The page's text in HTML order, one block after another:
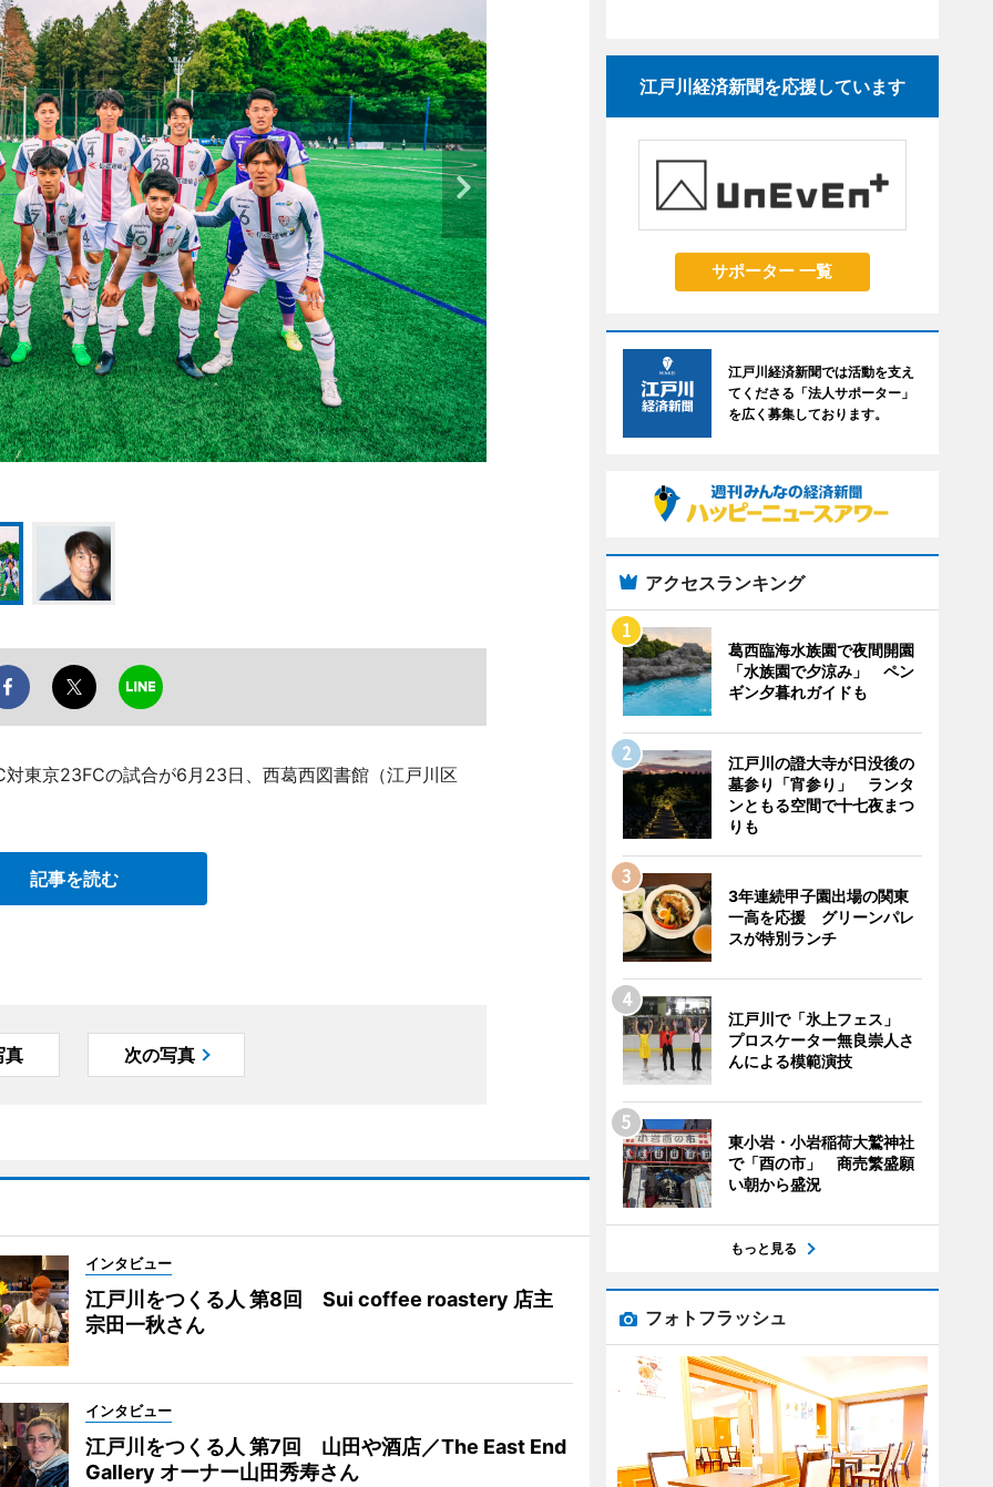
東京23FCの試合が6月23日、西葛西図書館（江戸川区
記事を読む
真 次の写真
インタビュー
江戸川をつくる人 第8回 Sui coffee roastery 店主
宗田一秋さん
インタビュー
江戸川をつくる人 第7回 山田や酒店／The East End
Gallery オーナー山田秀寿さん
江戸川経済新聞を応援しています
サポーター 一覧
江戸川経済新聞では活動を支え
てくださる「法人サポーター」
を広く募集しております。
アクセスランキング
葛西臨海水族園で夜間開園
「水族園で夕涼み」 ペン
ギン夕暮れガイドも
江戸川の證大寺が日没後の
墓参り「宵参り」 ランタ
ンともる空間で十七夜まつ
りも
3年連続甲子園出場の関東
一高を応援 グリーンパレ
スが特別ランチ
江戸川で「氷上フェス」
プロスケーター無良崇人さ
んによる模範演技
東小岩・小岩稲荷大鷲神社
で「酉の市」 商売繁盛願
い朝から盛況
もっと見る
フォトフラッシュ